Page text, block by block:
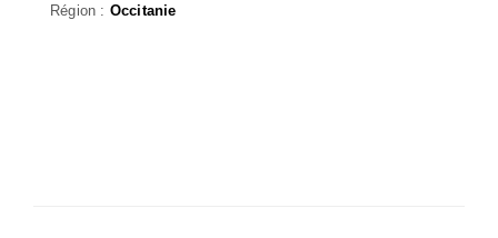
Région : Occitanie